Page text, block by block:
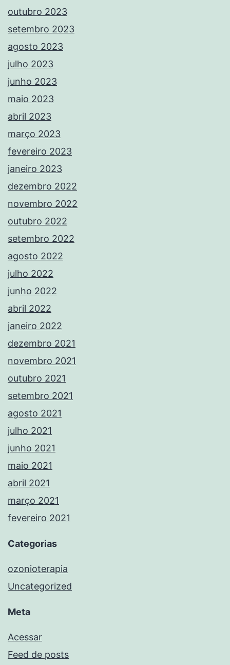
outubro 2023
setembro 2023
agosto 2023
julho 2023
junho 2023
maio 2023
abril 2023
março 2023
fevereiro 2023
janeiro 2023
dezembro 2022
novembro 2022
outubro 2022
setembro 2022
agosto 2022
julho 2022
junho 2022
abril 2022
janeiro 2022
dezembro 2021
novembro 2021
outubro 2021
setembro 2021
agosto 2021
julho 2021
junho 2021
maio 2021
abril 2021
março 2021
fevereiro 2021
Categorias
ozonioterapia
Uncategorized
Meta
Acessar
Feed de posts